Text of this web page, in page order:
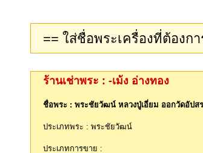
พระชัยวัฒน์ หลวงปู่เอี่ยม อ